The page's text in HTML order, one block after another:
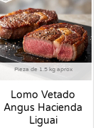
Pieza de 1.5 kg aprox
Lomo Vetado
Angus Hacienda
Liguai